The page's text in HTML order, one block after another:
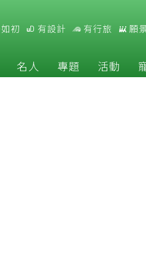
初 有設計 有行旅 願
名人 專題 活動